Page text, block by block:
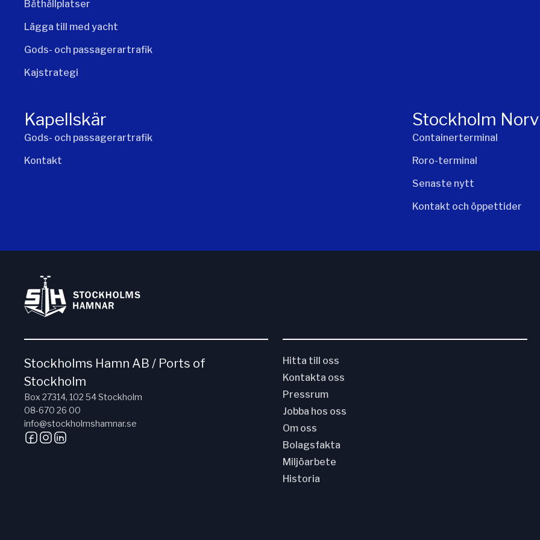
Båthållplatser
Lägga till med yacht
Gods- och passagerartrafik
Kajstrategi
Kapellskär
Gods- och passagerartrafik
Kontakt
Stockholm
Containerterminal
Roro-terminal
Senaste nytt
Kontakt och öppettider
Stockholms Hamn AB / Ports of
Stockholm
Box 27314, 102 54 Stockholm
08-670 26 00
info@stockholmshamnar.se
Hitta till oss
Kontakta oss
Pressrum
Jobba hos oss
Om oss
Bolagsfakta
Miljöarbete
Historia